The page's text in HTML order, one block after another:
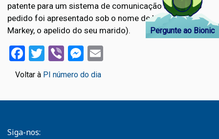
patente para um sistema de comunicação secreto (o
pedido foi apresentado sob o nome de Hedy Kisler
Markey, o apelido do seu marido).
Facebook
Twitter
ViberMessenger
Voltar à PI número do dia
Pergunte ao Bionic
Siga-nos: